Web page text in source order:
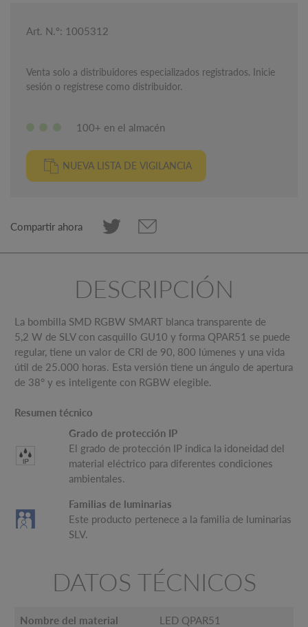
Art. N.º: 1005312
Venta solo a distribuidores especializados registrados. Inicie
sesión o regístrese como distribuidor.
100+ en el almacén
NUEVA LISTA DE VIGILANCIA
Compartir ahora
DESCRIPCIÓN
La bombilla SMD RGBW SMART blanca transparente de
5,2 W de SLV con casquillo GU10 y forma QPAR51 se puede
regular, tiene un valor de CRI de 90, 800 lúmenes y una vida
útil de 25.000 horas. Esta versión tiene un ángulo de apertura
de 38° y es inteligente con RGBW elegible.
Resumen técnico
Grado de protección IP
El grado de protección IP indica la idoneidad del
material eléctrico para diferentes condiciones
ambientales.
Familias de luminarias
Este producto pertenece a la familia de luminarias
SLV.
DATOS TÉCNICOS
Nombre del material LED QPAR51